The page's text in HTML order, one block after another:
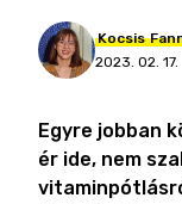
Kocsis
2023. 02. 17.
Egyre jobban
ér ide, nem